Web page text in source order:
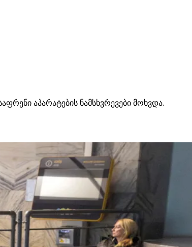
აპარატების ნამსხვრევები მოხვდა.